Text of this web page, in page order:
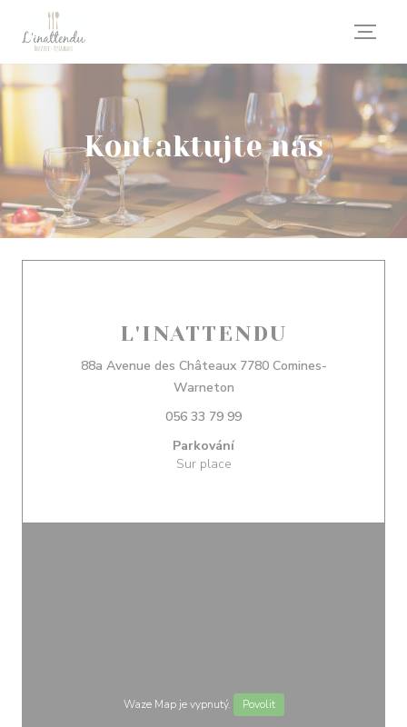
Panel pro správu cookies
Kontaktujte nás
L'INATTENDU
88a Avenue des Châteaux 7780 Comines-
Warneton((otevře se v novém okně))
056 33 79 99
Parkování
Sur place
Waze Map je vypnutý. Povolit